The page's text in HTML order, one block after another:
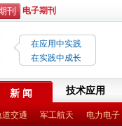
电子期刊
在应用中实践
在实践中成长
新 闻 技术应用
道交通 军工航天 电力电子